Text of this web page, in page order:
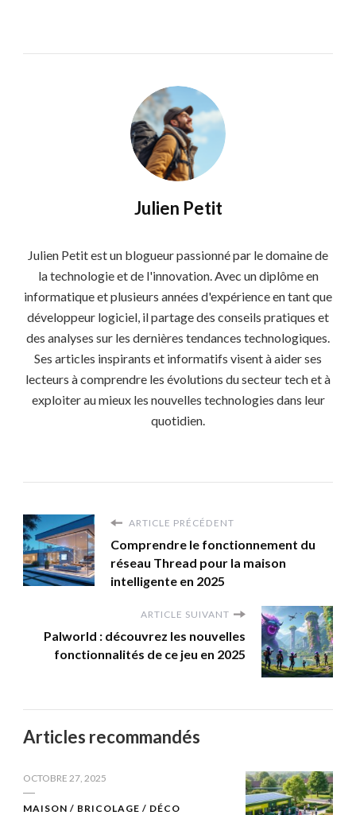
Julien Petit
Julien Petit est un blogueur passionné par le domaine de
la technologie et de l'innovation. Avec un diplôme en
informatique et plusieurs années d'expérience en tant que
développeur logiciel, il partage des conseils pratiques et
des analyses sur les dernières tendances technologiques.
Ses articles inspirants et informatifs visent à aider ses
lecteurs à comprendre les évolutions du secteur tech et à
exploiter au mieux les nouvelles technologies dans leur
quotidien.
ARTICLE PRÉCÉDENT
Comprendre le fonctionnement du
réseau Thread pour la maison
intelligente en 2025
ARTICLE SUIVANT
Palworld : découvrez les nouvelles
fonctionnalités de ce jeu en 2025
Articles recommandés
OCTOBRE 27, 2025
MAISON / BRICOLAGE / DÉCO